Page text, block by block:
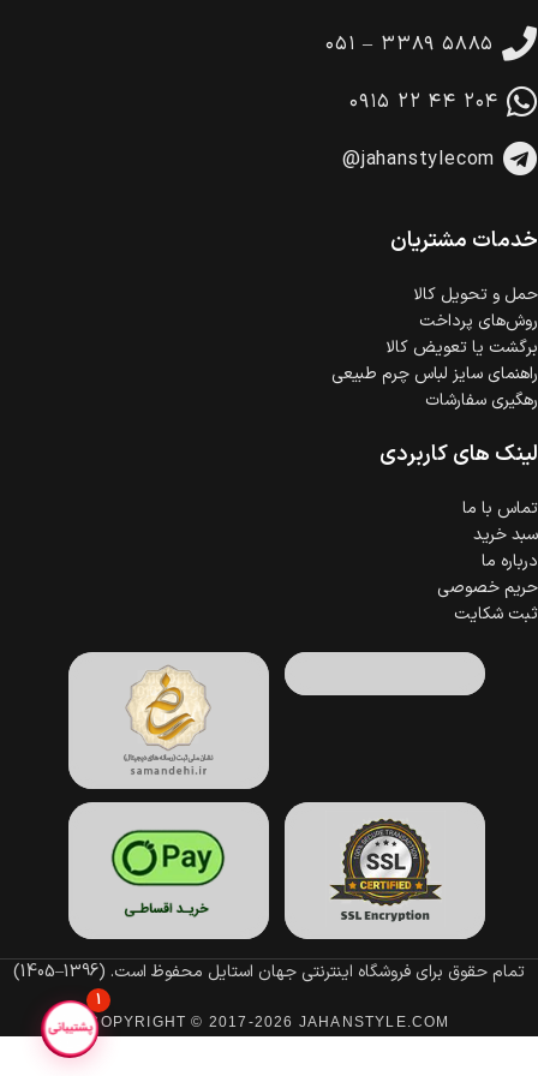
۰۵۱ – ۳۳۸۹ ۵۸۸۵
۰۹۱۵ ۲۲ ۴۴ ۲۰۴
@jahanstylecom
خدمات مشتریان
حمل‌ و تحویل کالا
روش‌های پرداخت
برگشت یا تعویض کالا
راهنمای سایز لباس چرم طبیعی
رهگیری سفارشات
لینک های کاربردی
تماس با ما
سبد خرید
درباره ما
حریم خصوصی
ثبت شکایت
تمام حقوق برای فروشگاه اینترنتی جهان استایل محفوظ است. (1396–1405)
COPYRIGHT © 2017-2026 JAHANSTYLE.COM
1